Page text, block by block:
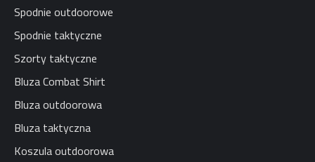
Spodnie outdoorowe
Spodnie taktyczne
Szorty taktyczne
Bluza Combat Shirt
Bluza outdoorowa
Bluza taktyczna
Koszula outdoorowa